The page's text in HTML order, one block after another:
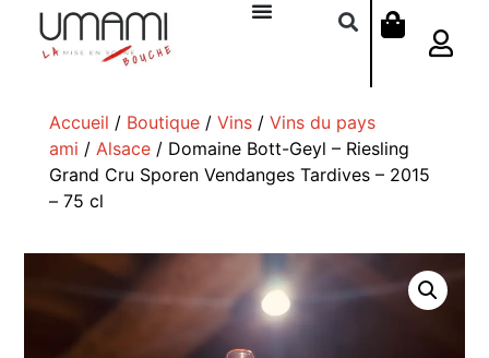
Accueil / Boutique/ Vins/ Vins du pays
ami / Alsace/ Domaine Bott-Geyl – Riesling
Grand Cru Sporen Vendanges Tardives – 2015
– 75 cl